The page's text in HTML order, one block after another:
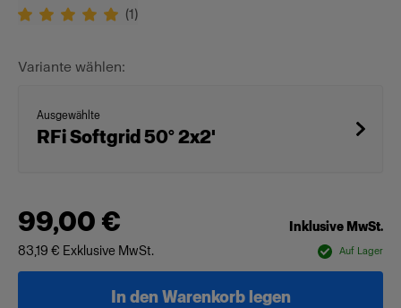
(1)
Variante wählen:
Ausgewählte
RFi Softgrid 50° 2x2'
99,00 €
Inklusive MwSt.
83,19 € Exklusive MwSt. Auf Lager
In den Warenkorb legen